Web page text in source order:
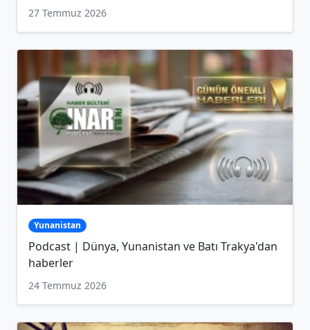
27 Temmuz 2026
Yunanistan
Podcast | Dünya, Yunanistan ve Batı Trakya'dan
haberler
24 Temmuz 2026